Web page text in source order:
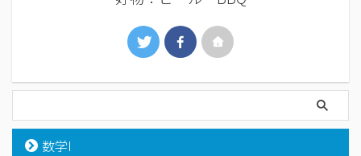
数学I